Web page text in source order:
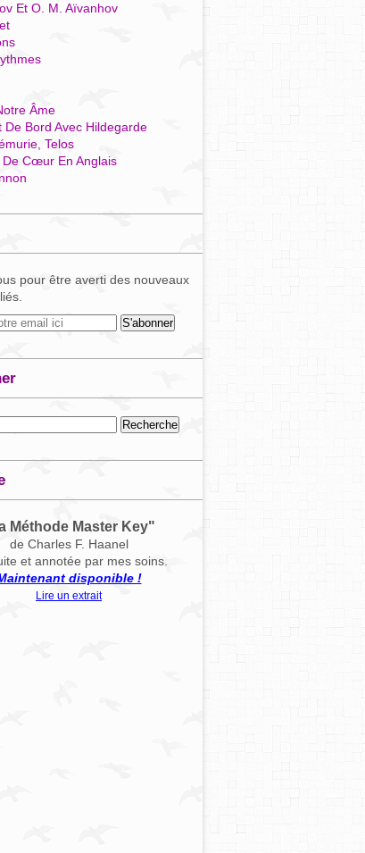
Et O. M. Aïvanhov
Âme
De Bord Avec Hildegarde
Telos
De Cœur En Anglais
pour être averti des nouveaux
Méthode Master Key"
de Charles F. Haanel
et annotée par mes soins.
disponible !
Lire un extrait